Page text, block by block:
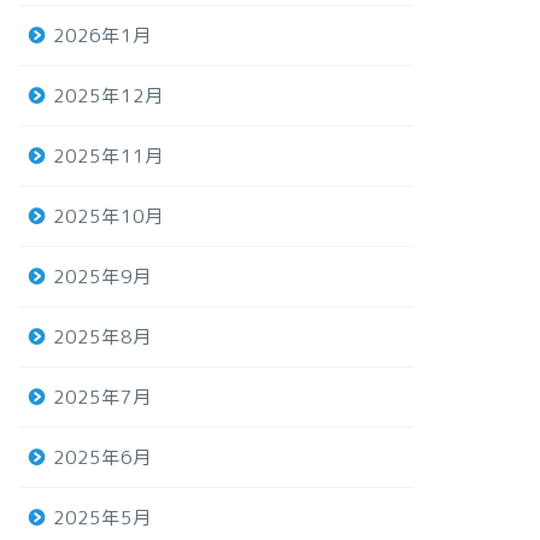
2026年1月
2025年12月
2025年11月
2025年10月
2025年9月
2025年8月
2025年7月
2025年6月
2025年5月